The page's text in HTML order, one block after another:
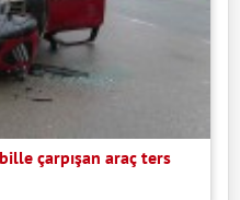
çarpışan araç ters